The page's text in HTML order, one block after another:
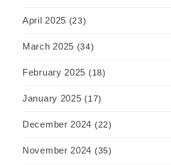
April 2025 (23)
March 2025 (34)
February 2025 (18)
January 2025 (17)
December 2024 (22)
November 2024 (35)